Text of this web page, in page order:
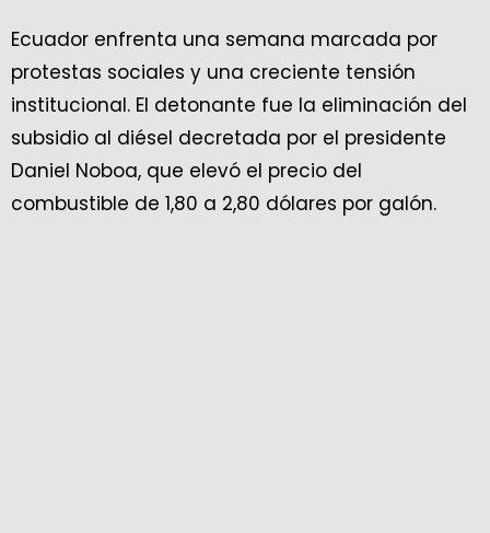
Ecuador enfrenta una semana marcada por
protestas sociales y una creciente tensión
institucional. El detonante fue la eliminación del
subsidio al diésel decretada por el presidente
Daniel Noboa, que elevó el precio del
combustible de 1,80 a 2,80 dólares por galón.